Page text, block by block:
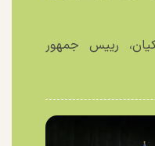
رییس جمهور